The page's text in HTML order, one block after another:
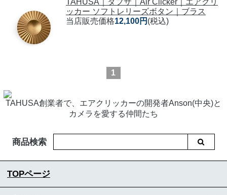
ッカー ソフトレリーズボタン｜ブラス
当店販売価格12,100円 (税込)
1
TAHUSA創業者で、エアクリッカーの開発者Anson(中央)と
カメラを愛する仲間たち
商品検索
TOPページ